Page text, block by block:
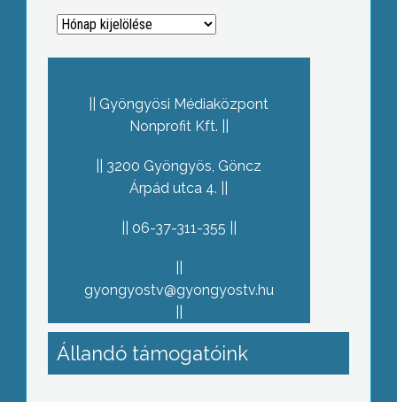
Archívum
Gyöngyösi Médiaközpont
Nonprofit Kft.
3200 Gyöngyös, Göncz
Árpád utca 4.
06-37-311-355
gyongyostv@gyongyostv.hu
Állandó támogatóink